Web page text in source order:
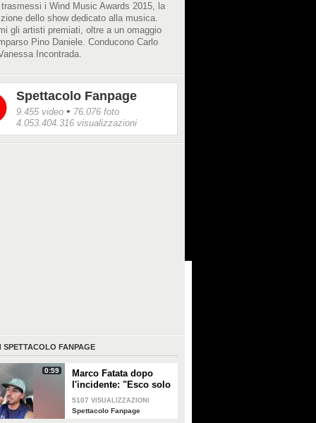
i Wind Music Awards 2015, la
dello show dedicato alla musica.
gli artisti premiati, oltre a un omaggio
Pino Daniele. Conducono Carlo
Incontrada.
Spettacolo Fanpage
9.455 video • 76.076 foto
4.053.404.316 visualizzazioni
SPETTACOLO FANPAGE
0:59
Marco Fatata dopo
l'incidente: "Esco solo
di sera, i primi tempi
non riuscivo a
5107 VISUALIZZAZIONI
Spettacolo Fanpage